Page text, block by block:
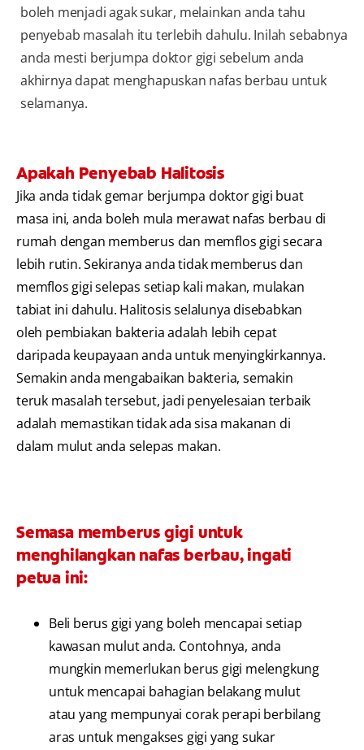
boleh menjadi agak sukar, melainkan anda tahu
penyebab masalah itu terlebih dahulu. Inilah sebabnya
anda mesti berjumpa doktor gigi sebelum anda
akhirnya dapat menghapuskan nafas berbau untuk
selamanya.
Apakah Penyebab Halitosis
Jika anda tidak gemar berjumpa doktor gigi buat
masa ini, anda boleh mula merawat nafas berbau di
rumah dengan memberus dan memflos gigi secara
lebih rutin. Sekiranya anda tidak memberus dan
memflos gigi selepas setiap kali makan, mulakan
tabiat ini dahulu. Halitosis selalunya disebabkan
oleh pembiakan bakteria adalah lebih cepat
daripada keupayaan anda untuk menyingkirkannya.
Semakin anda mengabaikan bakteria, semakin
teruk masalah tersebut, jadi penyelesaian terbaik
adalah memastikan tidak ada sisa makanan di
dalam mulut anda selepas makan.
Semasa memberus gigi untuk
menghilangkan nafas berbau, ingati
petua ini:
Beli berus gigi yang boleh mencapai setiap
kawasan mulut anda. Contohnya, anda
mungkin memerlukan berus gigi melengkung
untuk mencapai bahagian belakang mulut
atau yang mempunyai corak perapi berbilang
aras untuk mengakses gigi yang sukar